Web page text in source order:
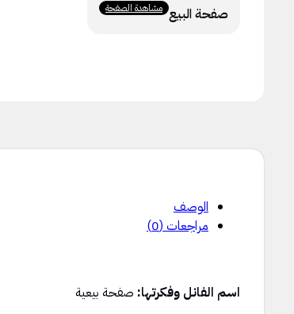
صفحة البيع مشاهدة الصفحة
الوصف
مراجعات (0)
اسم الفانل وفكرتها: صفحة بيعية